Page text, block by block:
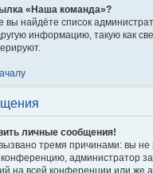
«Наша команда»?
вы найдёте список
информацию, такую как
личные сообщения!
тремя причинами: вы не
администратор